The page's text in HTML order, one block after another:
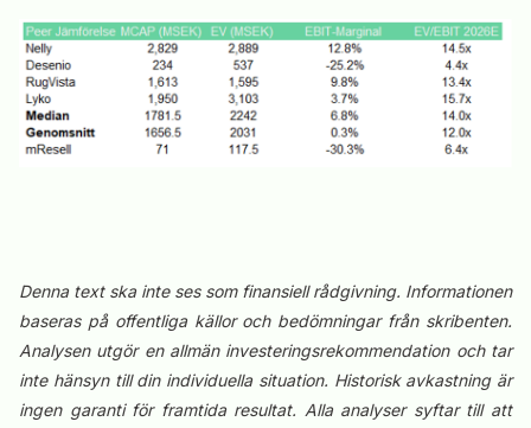
Denna text ska inte ses som finansiell rådgivning. Informationen
baseras på offentliga källor och bedömningar från skribenten.
Analysen utgör en allmän investeringsrekommendation och tar
inte hänsyn till din individuella situation. Historisk avkastning är
ingen garanti för framtida resultat. Alla analyser syftar till att